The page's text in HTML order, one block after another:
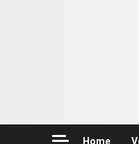
Home